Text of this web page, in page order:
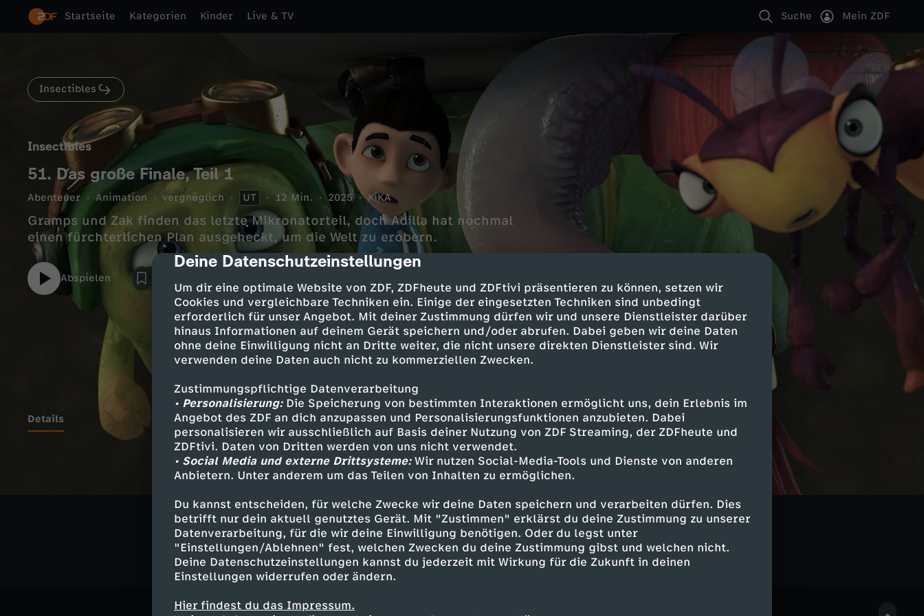
cmp-dialog-description
Deine Datenschutzeinstellungen
Um dir eine optimale Website von ZDF, ZDFheute und ZDFtivi präsentieren zu können, setzen wir
Cookies und vergleichbare Techniken ein. Einige der eingesetzten Techniken sind unbedingt
erforderlich für unser Angebot. Mit deiner Zustimmung dürfen wir und unsere Dienstleister darüber
hinaus Informationen auf deinem Gerät speichern und/oder abrufen. Dabei geben wir deine Daten
ohne deine Einwilligung nicht an Dritte weiter, die nicht unsere direkten Dienstleister sind. Wir
verwenden deine Daten auch nicht zu kommerziellen Zwecken.
Zustimmungspflichtige Datenverarbeitung
• Personalisierung:Die Speicherung von bestimmten Interaktionen ermöglicht uns, dein Erlebnis im
Angebot des ZDF an dich anzupassen und Personalisierungsfunktionen anzubieten. Dabei
personalisieren wir ausschließlich auf Basis deiner Nutzung von ZDF Streaming, der ZDFheute und
ZDFtivi. Daten von Dritten werden von uns nicht verwendet.
• Social Media und externe Drittsysteme:Wir nutzen Social-Media-Tools und Dienste von anderen
Anbietern. Unter anderem um das Teilen von Inhalten zu ermöglichen.
Du kannst entscheiden, für welche Zwecke wir deine Daten speichern und verarbeiten dürfen. Dies
betrifft nur dein aktuell genutztes Gerät. Mit "Zustimmen" erklärst du deine Zustimmung zu unserer
Datenverarbeitung, für die wir deine Einwilligung benötigen. Oder du legst unter
"Einstellungen/Ablehnen" fest, welchen Zwecken du deine Zustimmung gibst und welchen nicht.
Deine Datenschutzeinstellungen kannst du jederzeit mit Wirkung für die Zukunft in deinen
Einstellungen widerrufen oder ändern.
Hier findest du das Impressum.
Startseite Kategorien Kinder Live & TV Suche Mein ZDF
Insectibles
Insectibles
51. Das große Finale, Teil 1
Abenteuer Animation vergnüglich UT 12 Min. 2025 KiKA
Gramps und Zak finden das letzte Mikronatorteil, doch Adilla hat nochmal
einen fürchterlichen Plan ausgeheckt, um die Welt zu erobern.
Abspielen
Details
Ähnliche Inhalte entdecken
Abenteuer Animation vergnüglich Untertitel Insectibles